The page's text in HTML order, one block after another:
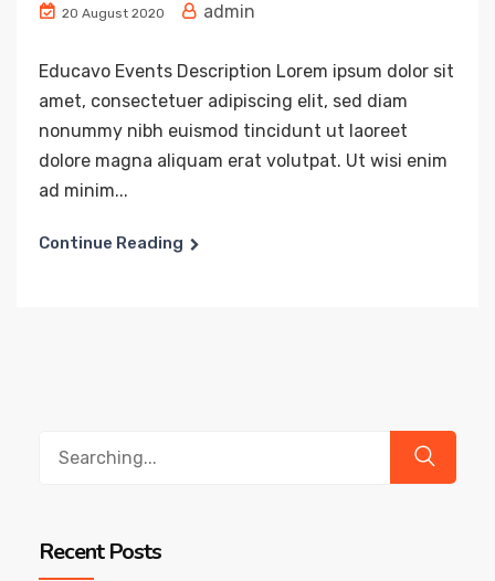
20 August 2020 admin
Educavo Events Description Lorem ipsum dolor sit
amet, consectetuer adipiscing elit, sed diam
nonummy nibh euismod tincidunt ut laoreet
dolore magna aliquam erat volutpat. Ut wisi enim
ad minim...
Continue Reading
Recent Posts